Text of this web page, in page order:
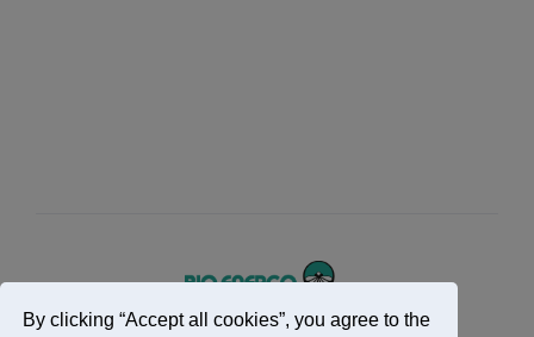
By clicking “Accept all cookies”, you agree to the